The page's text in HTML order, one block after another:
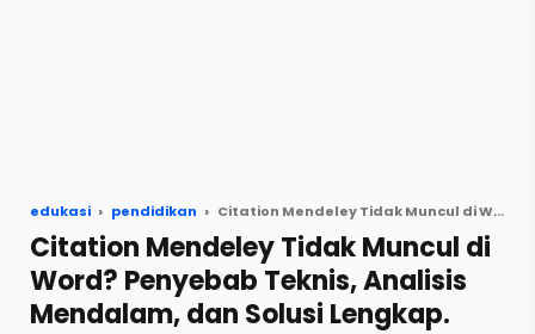
edukasi pendidikan Citation Mendeley Tidak Muncul di Word? Penyebab Teknis, Analisis Mendalam, dan Solusi Lengkap.
Citation Mendeley Tidak Muncul di
Word? Penyebab Teknis, Analisis
Mendalam, dan Solusi Lengkap.